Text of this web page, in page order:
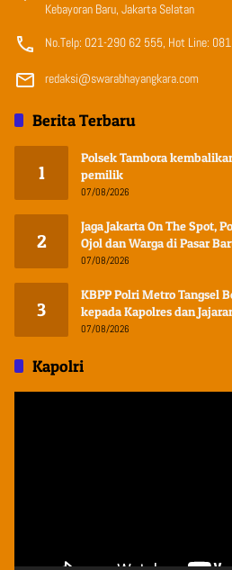
Kebayoran Baru, Jakarta Selatan
No.Telp: 021-290 62 555, Hot Line:
redaksi@swarabhayangkara.com
Berita Terbaru
1
Polsek Tambora
pemilik
07/08/2026
2
Jaga Jakarta On The Spot,
Ojol dan Warga di Pasar
07/08/2026
3
KBPP Polri Metro Tangsel
kepada Kapolres dan
07/08/2026
Kapolri